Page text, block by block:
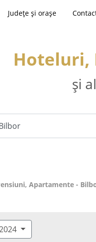
Județe și orașe
Hoteluri,
și
Apartamente -